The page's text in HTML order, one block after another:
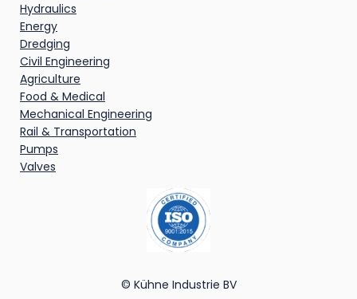
Hydraulics
Energy
Dredging
Civil Engineering
Agriculture
Food & Medical
Mechanical Engineering
Rail & Transportation
Pumps
Valves
© Kühne Industrie BV